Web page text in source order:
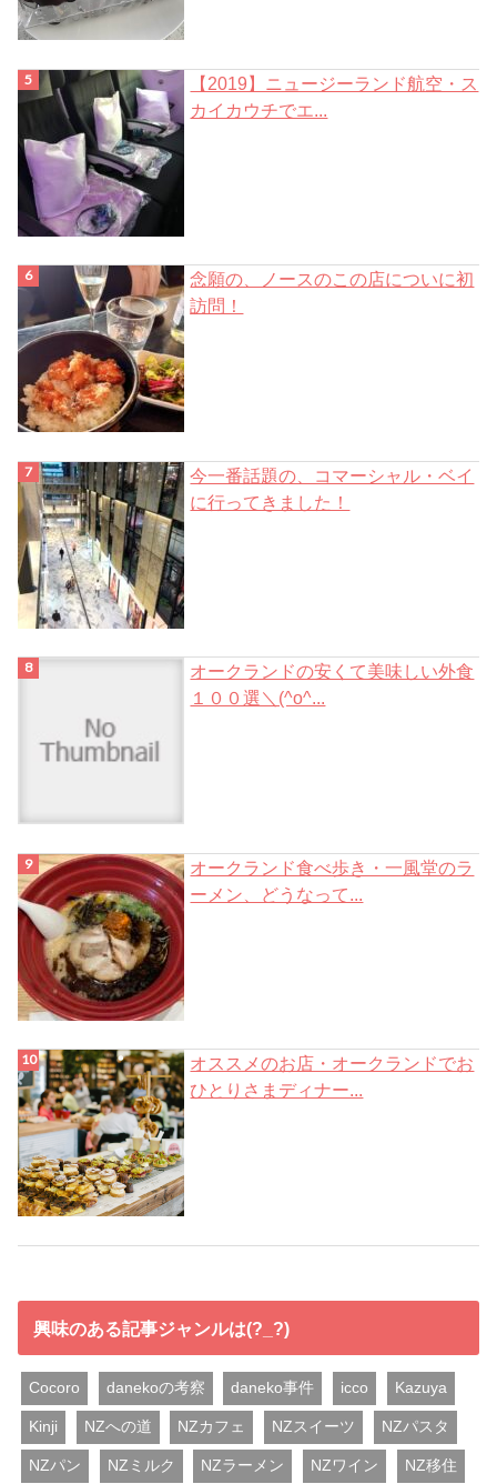
【2019】ニュージーランド航空・ス
カイカウチでエ...
念願の、ノースのこの店についに初
訪問！
今一番話題の、コマーシャル・ベイ
に行ってきました！
オークランドの安くて美味しい外食
１００選＼(^o^...
オークランド食べ歩き・一風堂のラ
ーメン、どうなって...
オススメのお店・オークランドでお
ひとりさまディナー...
興味のある記事ジャンルは(?_?)
Cocoro danekoの考察 daneko事件 icco Kazuya
Kinji NZへの道 NZカフェ NZスイーツ NZパスタ
NZパン NZミルク NZラーメン NZワイン NZ移住